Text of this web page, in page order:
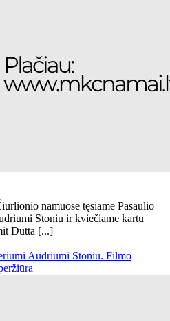
namuose tęsiame Pasaulio
Stoniu ir kviečiame kartu
Dutta [...]
Audriumi Stoniu. Filmo